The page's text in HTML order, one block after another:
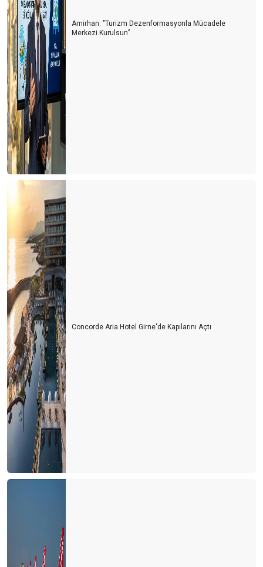
THY'de neler oluyor?
Tur otobüsleri kazaları artmaya başladı
Kastamonu'ya yolumuz düştü
Türkiye'de cruise turları neden artmıyor?
Avrupa'da tanıtım elçisi
Memur ve Emekli Antalya'dan kaçıyor
Turist olarak değil yerleşmeye geliyorlar
Turizmci desteğe muhtaç
Savaş mı? Turizm mi?
Fuarları özlemişiz
Personel turizm sektöründen kaçıyor
Turist ne yapsın?
Bu yıl oteller yabancı turiste kalacak gibi...
Turizm esnafı artan kurlara karşı çareyi buldu
Turizm çalışanı sektörden kaçıyor
Turizmci yerli turiste ayrı fiyatlandırma yapmalı
Türk de olsa yabancı da olsa bekara otel odası yok
2021 yılında turizmde değişen bir şey yok
Bulgaristan'da turist olmak
Personel bulmak turist bulmaktan daha zor hale geliyor
Turizmcinin oksijeni tükenmek üzere
Turizmde umutlar temmuz ayına kaldı
Amirhan: "Turizm Dezenformasyonla Mücadele
Merkezi Kurulsun’’
Concorde Aria Hotel Girne'de Kapılarını Açtı